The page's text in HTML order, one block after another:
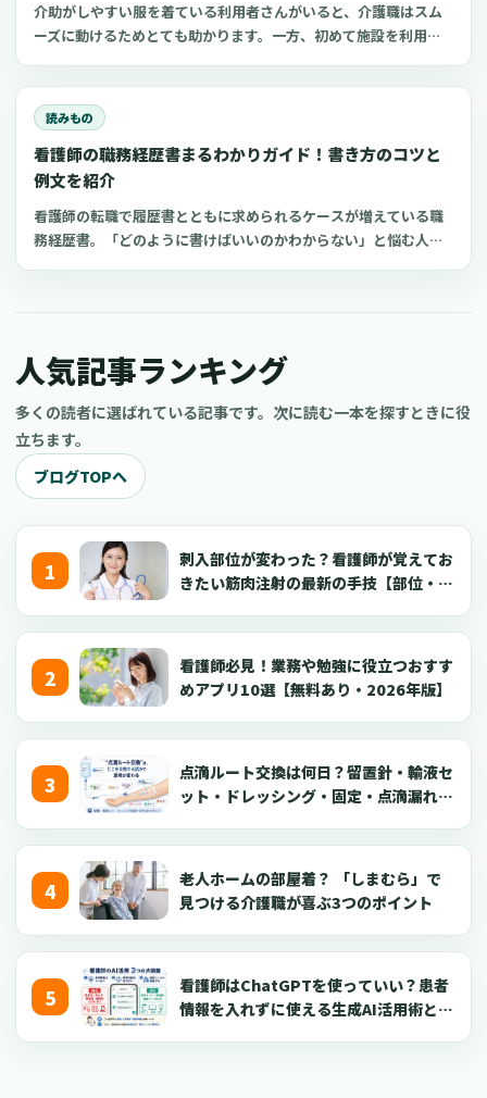
介助がしやすい服を着ている利用者さんがいると、介護職はスム
ーズに動けるためとても助かります。一方、初めて施設を利用す
道府県に約1,400店舗ある「しまむら」で手に入れられるアイテ
ムを中心に、老人ホームに入所した利用者さんと介護職にとって
快適な部屋着のポイントをご紹介します。
読みもの
看護師の職務経歴書まるわかりガイド！書き方のコツと
例文を紹介
看護師の転職で履歴書とともに求められるケースが増えている職
務経歴書。「どのように書けばいいのかわからない」と悩む人も
す。‍今回は、看護師向けに職務経歴書の書き方について、記入例
人気記事ランキング
多くの読者に選ばれている記事です。次に読む一本を探すときに役
立ちます。
ブログTOPへ
刺入部位が変わった？看護師が覚えてお
きたい筋肉注射の最新の手技【部位・
看護師必見！業務や勉強に役立つおすす
めアプリ10選【無料あり・2026年版】
点滴ルート交換は何日？留置針・輸液セ
ット・ドレッシング・固定・点滴漏れ対
老人ホームの部屋着？ 「しまむら」で
見つける介護職が喜ぶ3つのポイント
看護師はChatGPTを使っていい？患者
情報を入れずに使える生成AI活用術とプ